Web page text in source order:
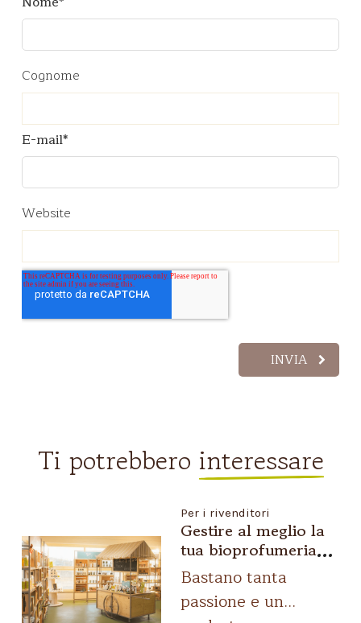
Cognome
E-mail*
Website
Ti potrebbero interessare
Per i rivenditori
Gestire al meglio la
tua bioprofumeria?
Ecco come in 10
mosse
Bastano tanta
passione e un